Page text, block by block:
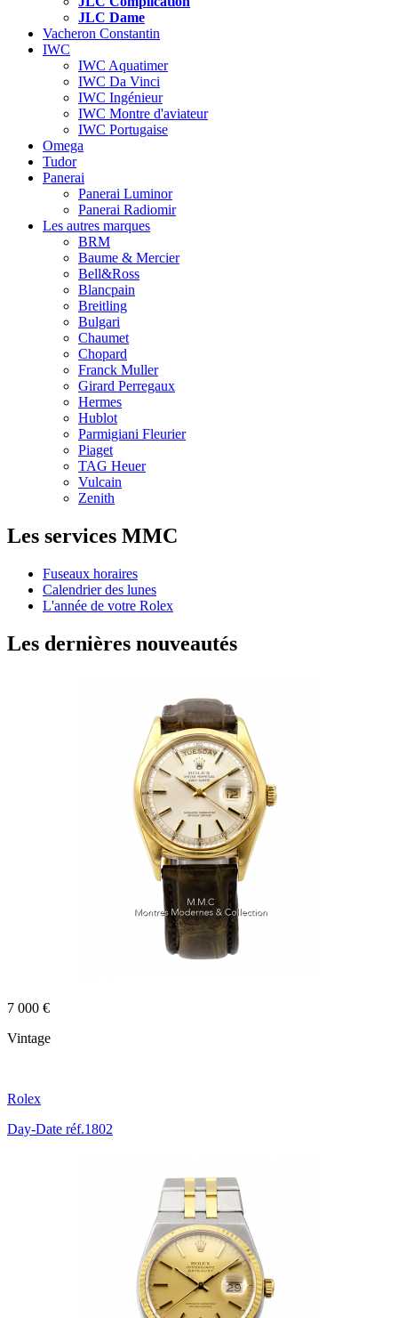
JLC Dame
Vacheron Constantin
IWC
IWC Aquatimer
IWC Da Vinci
IWC Ingénieur
IWC Montre d'aviateur
IWC Portugaise
Omega
Tudor
Panerai
Panerai Luminor
Panerai Radiomir
Les autres marques
BRM
Baume & Mercier
Bell&Ross
Blancpain
Breitling
Bulgari
Chaumet
Chopard
Franck Muller
Girard Perregaux
Hermes
Hublot
Parmigiani Fleurier
Piaget
TAG Heuer
Vulcain
Zenith
Les services MMC
Fuseaux horaires
Calendrier des lunes
L'année de votre Rolex
Les dernières nouveautés
7 000 €
Vintage
Rolex
Day-Date réf.1802